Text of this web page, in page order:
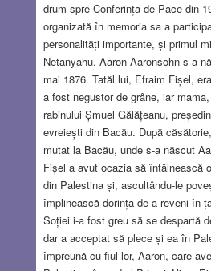
drum spre Conferința de Pace din
organizată în memoria sa a
personalități importante, și primul
Netanyahu. Aaron Aaronsohn s-a
mai 1876. Tatăl lui, Efraim Fișel,
a fost negustor de grâne, iar
rabinului Șmuel Gălățeanu,
evreiești din Bacău. După
mutat la Bacău, unde s-a născut
Fișel a avut ocazia să întâlnească
din Palestina și, ascultându-le
împlinească dorința de a reveni în
Soției i-a fost greu să se despartă
dar a acceptat să plece și ea în
împreună cu fiul lor, Aaron, care